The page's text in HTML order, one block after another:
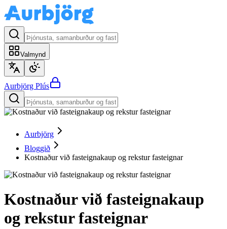
Valmynd
Aurbjörg Plús
Aurbjörg
Bloggið
Kostnaður við fasteignakaup og rekstur fasteignar
Kostnaður við fasteignakaup
og rekstur fasteignar